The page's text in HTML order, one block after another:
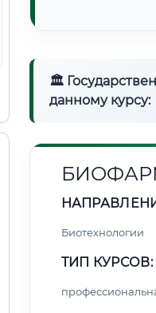
🏛
данному курсу:
Биотехнологии
ТИП КУРСОВ: